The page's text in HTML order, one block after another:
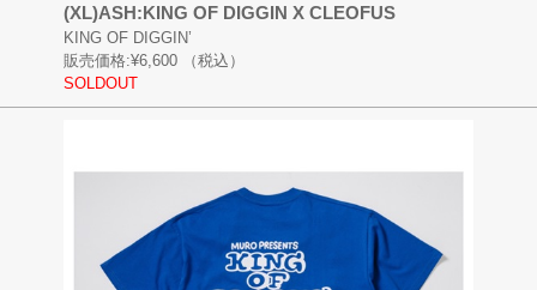
(XL)ASH:KING OF DIGGIN X CLEOFUS
KING OF DIGGIN’
販売価格:¥6,600
（税込）
SOLDOUT